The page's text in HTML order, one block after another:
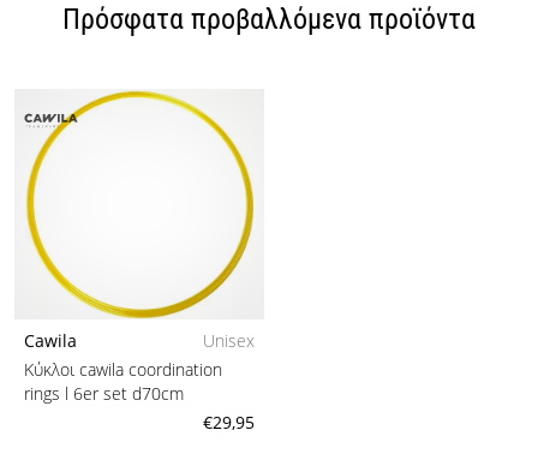
Πρόσφατα προβαλλόμενα προϊόντα
Cawila
Unisex
Κύκλοι cawila coordination
rings l 6er set d70cm
€29,95